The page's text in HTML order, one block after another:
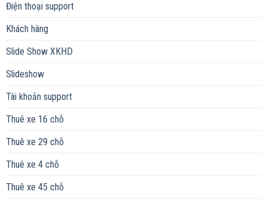
Điện thoại support
Khách hàng
Slide Show XKHD
Slideshow
Tài khoản support
Thuê xe 16 chỗ
Thuê xe 29 chỗ
Thuê xe 4 chỗ
Thuê xe 45 chỗ